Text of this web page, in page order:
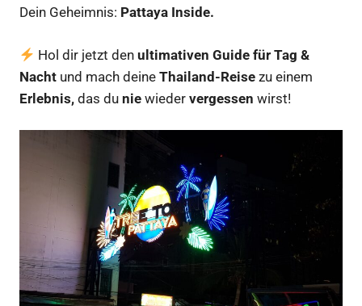
Dein Geheimnis: Pattaya Inside.
Hol dir jetzt denultimativen Guide für Tag &
Nacht und mach deine Thailand-Reise zu einem
Erlebnis, das du nie wieder vergessen wirst!